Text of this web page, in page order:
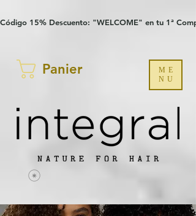
Código 15% Descuento: "WELCOME" en tu 1ª
Panier
ME
NU